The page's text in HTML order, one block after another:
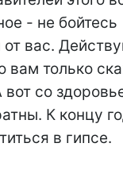
- не бойтесь
вас.
вам только
вот со
К концу
в гипсе.